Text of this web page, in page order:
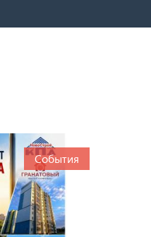
События